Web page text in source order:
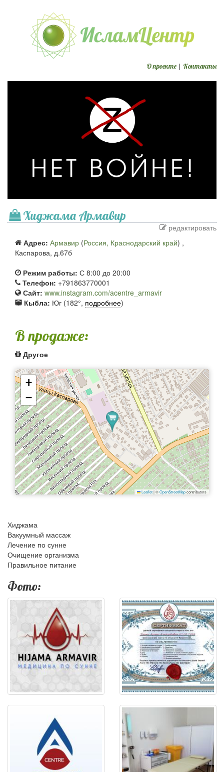
О проекте | Контакты
Хиджама Армавир
редактировать
Адрес: Армавир (Россия, Краснодарский край) ,
Каспарова, д.67б
Режим работы: С 8:00 до 20:00
Телефон: +791863770001
Сайт: www.instagram.com/acentre_armavir
Кыбла: Юг (182°, подробнее)
В продаже:
Другое
+
−
Leaflet|©OpenStreetMapcontributors
Хиджама
Вакуумный массаж
Лечение по сунне
Очищение организма
Правильное питание
Фото: